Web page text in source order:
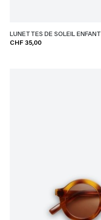
LUNETTES DE SOLEIL ENFANT
CHF 35,00